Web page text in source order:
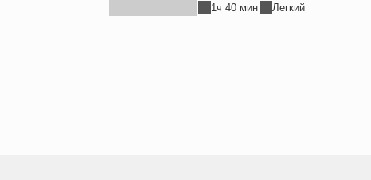
1ч 40 мин Легкий